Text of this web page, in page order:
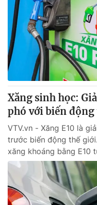
Xăng sinh học:
phó với biến
VTV.vn - Xăng E10 là
trước biến động thế
xăng khoáng bằng E10